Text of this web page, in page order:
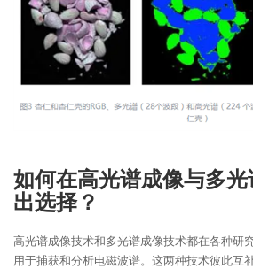
如何在高光谱成像与多
出选择？
高光谱成像技术和多光谱成像技术都在各种研
用于捕获和分析电磁波谱。这两种技术彼此互